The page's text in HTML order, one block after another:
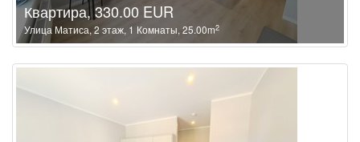
Квартира, 330.00 EUR
Улица Матиса, 2 этаж, 1 Комнаты, 25.00m2